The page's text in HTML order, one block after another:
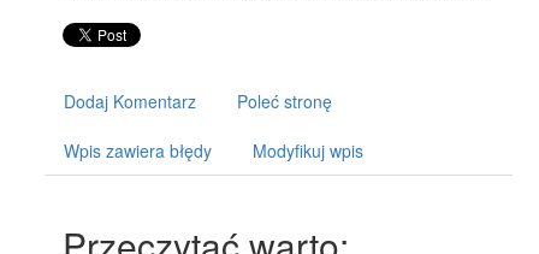
Dodaj Komentarz Poleć stronę
Wpis zawiera błędy Modyfikuj wpis